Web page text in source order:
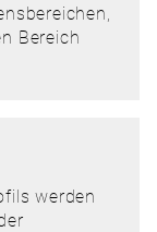
Bereich
werden